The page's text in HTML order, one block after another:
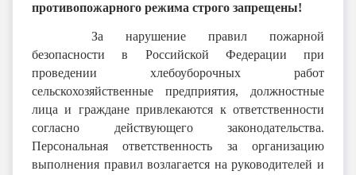
противопожарного режима строго запрещены!
За нарушение правил пожарной
безопасности в Российской Федерации при
проведении хлебоуборочных работ
сельскохозяйственные предприятия, должностные
лица и граждане привлекаются к ответственности
согласно действующего законодательства.
Персональная ответственность за организацию
выполнения правил возлагается на руководителей и